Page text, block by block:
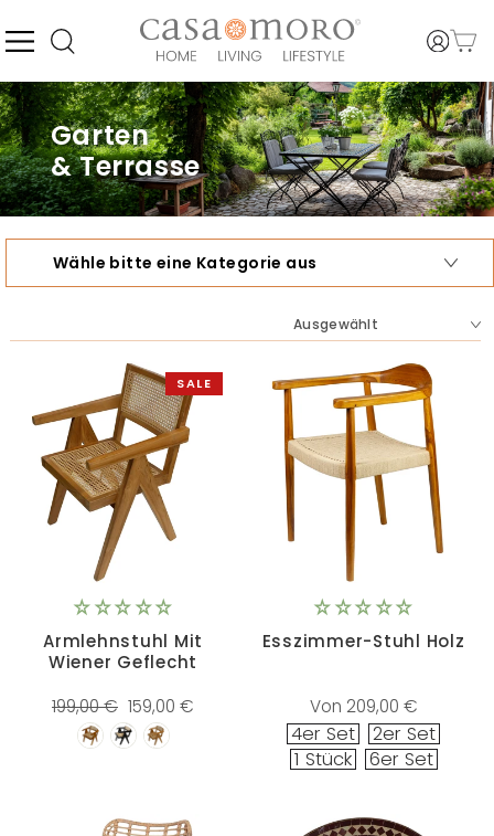
zum
InhaltSEITENNAVIGATION
Garten
& Terrasse
Wähle bitte eine Kategorie aus
SALE
Armlehnstuhl Mit
Wiener Geflecht
Normaler
Preis
199,00 € Sonderpreis
159,00 €
Esszimmer-Stuhl Holz
Von 209,00 €
4er Set
2er Set
1 Stück
6er Set